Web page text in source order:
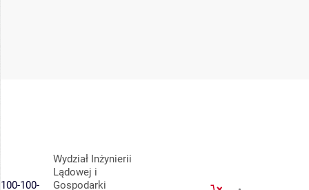
100-100-
Wydział Inżynierii
Lądowej i
Gospodarki